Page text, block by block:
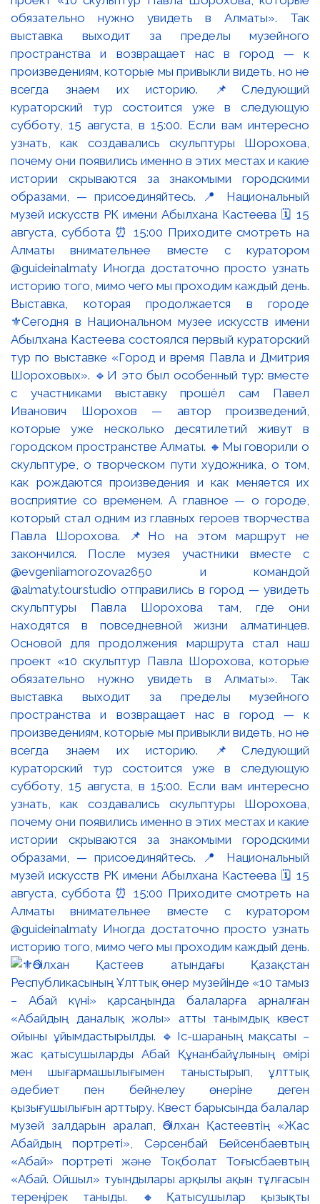
Выставка, которая продолжается в городе
⚜️Сегодня в Национальном музее искусств имени
Абылхана Кастеева состоялся первый кураторский
тур по выставке «Город и время Павла и Дмитрия
Шороховых». 🔹И это был особенный тур: вместе
с участниками выставку прошёл сам Павел
Иванович Шорохов — автор произведений,
которые уже несколько десятилетий живут в
городском пространстве Алматы. 🔸Мы говорили о
скульптуре, о творческом пути художника, о том,
как рождаются произведения и как меняется их
восприятие со временем. А главное — о городе,
который стал одним из главных героев творчества
Павла Шорохова. 📌Но на этом маршрут не
закончился. После музея участники вместе с
@evgeniiamorozova2650 и командой
@almaty.tourstudio отправились в город — увидеть
скульптуры Павла Шорохова там, где они
находятся в повседневной жизни алматинцев.
Основой для продолжения маршрута стал наш
проект «10 скульптур Павла Шорохова, которые
обязательно нужно увидеть в Алматы». Так
выставка выходит за пределы музейного
пространства и возвращает нас в город — к
произведениям, которые мы привыкли видеть, но не
всегда знаем их историю. 📌Следующий
кураторский тур состоится уже в следующую
субботу, 15 августа, в 15:00. Если вам интересно
узнать, как создавались скульптуры Шорохова,
почему они появились именно в этих местах и какие
истории скрываются за знакомыми городскими
образами, — присоединяйтесь. 📍 Национальный
музей искусств РК имени Абылхана Кастеева 🗓 15
августа, суббота ⏰ 15:00 Приходите смотреть на
Алматы внимательнее вместе с куратором
@guideinalmaty Иногда достаточно просто узнать
историю того, мимо чего мы проходим каждый день.